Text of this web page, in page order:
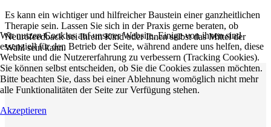
Es kann ein wichtiger und hilfreicher Baustein einer ganzheitlichen
Therapie sein. Lassen Sie sich in der Praxis gerne beraten, ob
Neurofeedback bei Ihrem Kind oder Ihnen selbst das Mittel der
Wahl sein kann.
Wir nutzen Cookies auf unserer Website. Einige von ihnen sind
essenziell für den Betrieb der Seite, während andere uns helfen, diese
Website und die Nutzererfahrung zu verbessern (Tracking Cookies).
Sie können selbst entscheiden, ob Sie die Cookies zulassen möchten.
Bitte beachten Sie, dass bei einer Ablehnung womöglich nicht mehr
alle Funktionalitäten der Seite zur Verfügung stehen.
Akzeptieren